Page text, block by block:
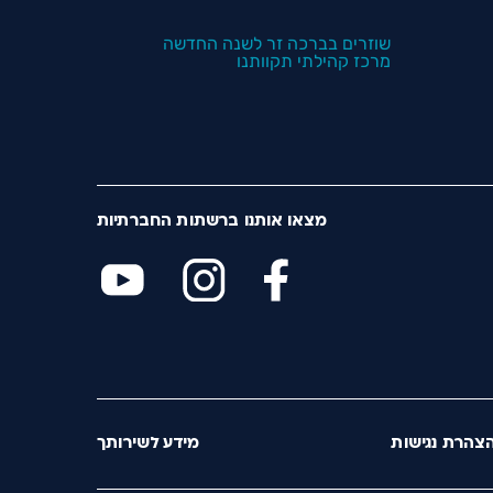
שוזרים בברכה זר לשנה החדשה
מרכז קהילתי תקוותנו
מצאו אותנו ברשתות החברתיות
נגישות מידע לשירותך